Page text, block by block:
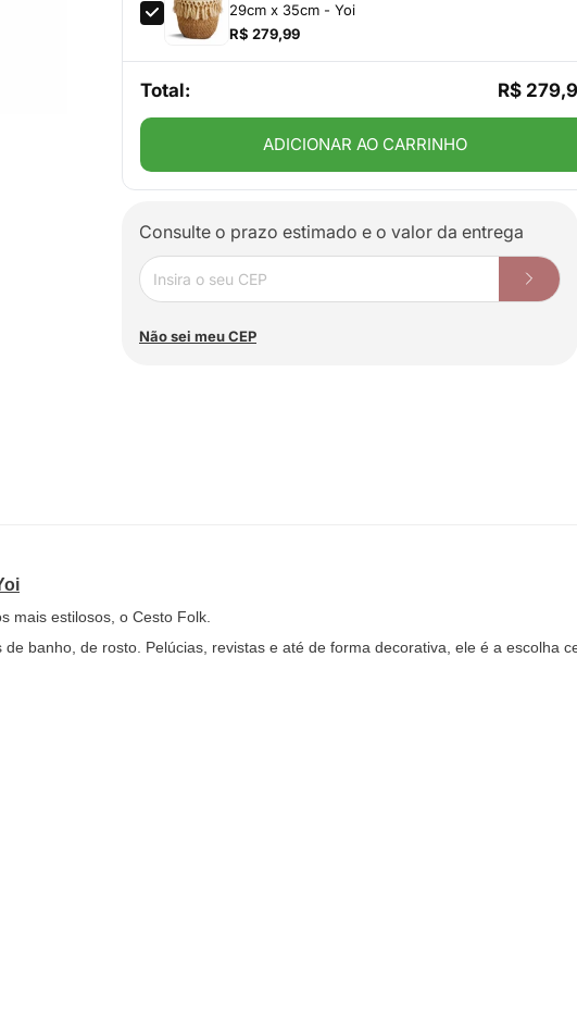
29cm x 35cm - Yoi
R$ 279,99
Total: R$
ADICIONAR AO CARRINHO
Consulte o prazo estimado e o valor da entrega
Não sei meu CEP
mais estilosos, o Cesto Folk.
banho, de rosto. Pelúcias, revistas e até de forma decorativa, ele é a escolha